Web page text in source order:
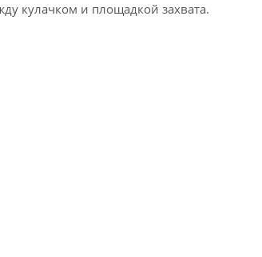
кулачком и площадкой захвата.